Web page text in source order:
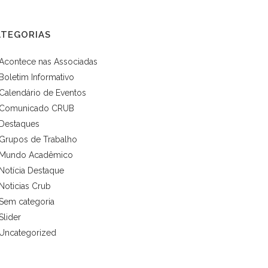
nas Associadas
Informativo
de Eventos
CRUB
de Trabalho
Acadêmico
Destaque
Crub
categoria